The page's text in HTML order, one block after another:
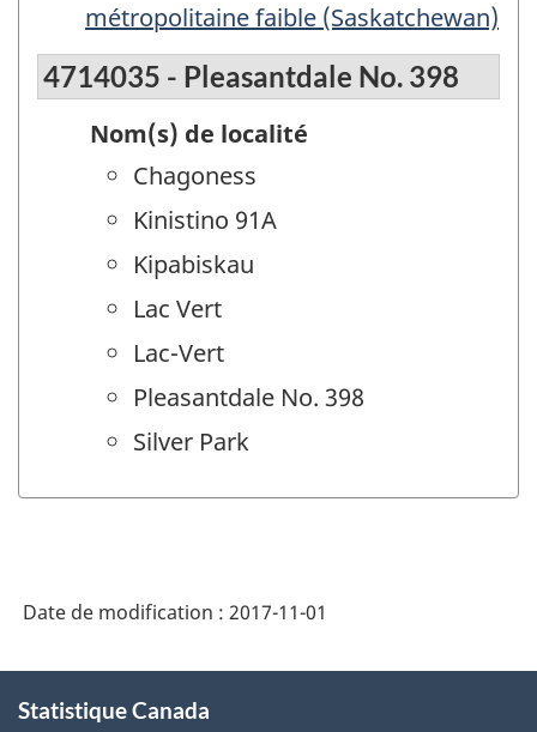
métropolitaine faible (Saskatchewan)
4714035 - Pleasantdale No. 398
Nom(s) de localité
Chagoness
Kinistino 91A
Kipabiskau
Lac Vert
Lac-Vert
Pleasantdale No. 398
Silver Park
Date de modification : 2017-11-01
propos
Statistique Canada